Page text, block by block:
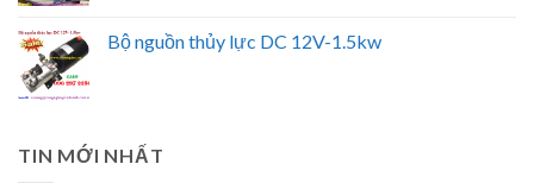
Bộ nguồn thủy lực DC 12V-1.5kw
TIN MỚI NHẤT